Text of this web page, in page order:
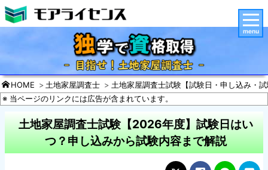
HOME 土地家屋調査士
土地家屋調査士試験【試験日・申し込み・
※ 当ページのリンクには広告が含まれています。
土地家屋調査士試験【2026年度】試験日はい
つ？申し込みから試験内容まで解説
menu